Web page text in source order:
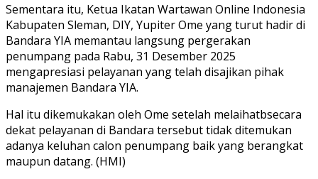
Sementara itu, Ketua Ikatan Wartawan Online Indonesia
Kabupaten Sleman, DIY, Yupiter Ome yang turut hadir di
Bandara YIA memantau langsung pergerakan
penumpang pada Rabu, 31 Desember 2025
mengapresiasi pelayanan yang telah disajikan pihak
manajemen Bandara YIA.
Hal itu dikemukakan oleh Ome setelah melaihatbsecara
dekat pelayanan di Bandara tersebut tidak ditemukan
adanya keluhan calon penumpang baik yang berangkat
maupun datang. (HMI)